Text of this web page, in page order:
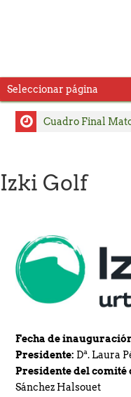
Seleccionar página
Cuadro Final
Consulte Horarios
del Campeonato
Carlos
del Campeonato
Carlos Hekneby
Consulte
Zarauz
Izki Golf
Fecha de
Presidente: Dª. Laura
Presidente del comité
Sánchez Halsouet